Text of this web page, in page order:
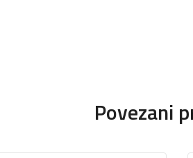
Povezani